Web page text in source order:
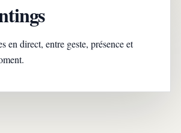
en direct, entre geste, présence et